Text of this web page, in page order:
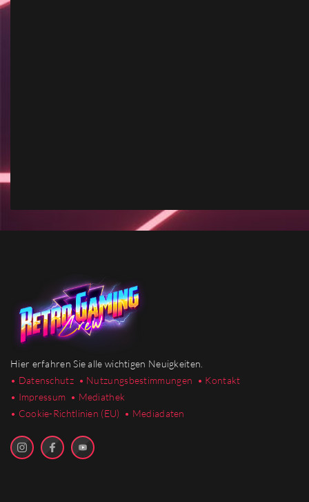
Hier erfahren Sie alle wichtigen Neuigkeiten.
• Datenschutz • Nutzungsbestimmungen • Kontakt
• Impressum • Mediathek
• Cookie-Richtlinien (EU) • Mediadaten